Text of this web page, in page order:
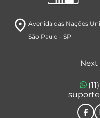
room Avenida das Nações
São Paulo - SP
Next